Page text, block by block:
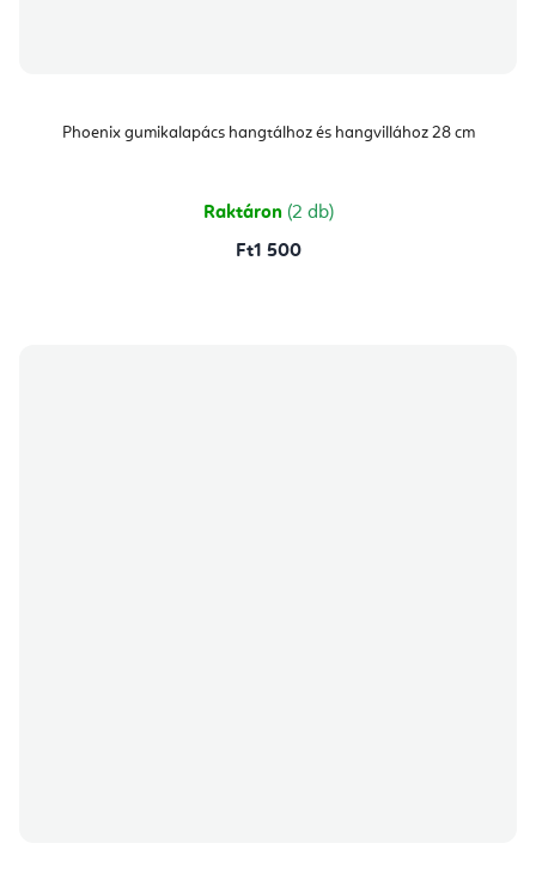
Phoenix gumikalapács hangtálhoz és hangvillához 28 cm
Raktáron (2 db)
Ft1 500